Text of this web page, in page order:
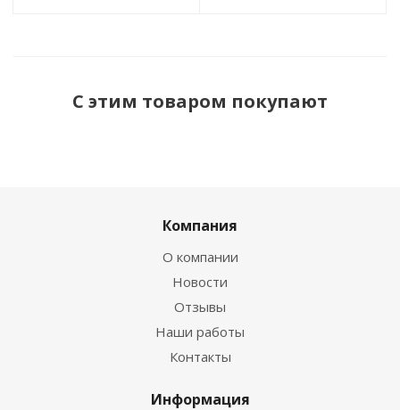
С этим товаром покупают
Компания
О компании
Новости
Отзывы
Наши работы
Контакты
Информация